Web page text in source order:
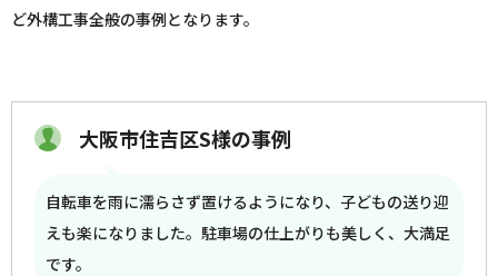
ど外構工事全般の事例となります。
大阪市住吉区S様の事例
自転車を雨に濡らさず置けるようになり、子どもの送り迎
えも楽になりました。駐車場の仕上がりも美しく、大満足
です。